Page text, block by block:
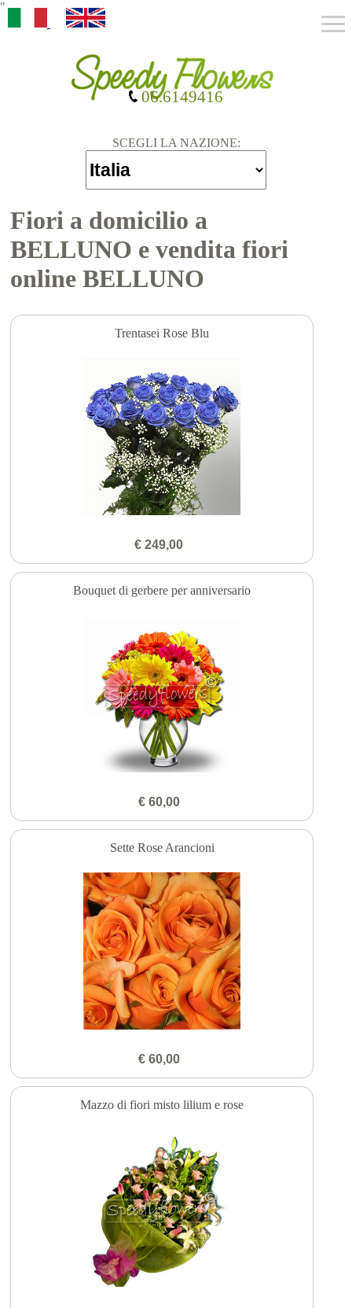
"
SCEGLI LA NAZIONE:
06.6149416
Fiori a domicilio a
BELLUNO e vendita fiori
online BELLUNO
Trentasei Rose Blu
€ 249,00
Bouquet di gerbere per anniversario
€ 60,00
Sette Rose Arancioni
€ 60,00
Mazzo di fiori misto lilium e rose